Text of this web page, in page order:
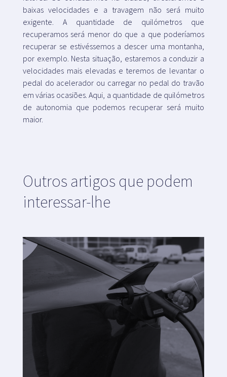
baixas velocidades e a travagem não será muito
exigente. A quantidade de quilómetros que
recuperamos será menor do que a que poderíamos
recuperar se estivéssemos a descer uma montanha,
por exemplo. Nesta situação, estaremos a conduzir a
velocidades mais elevadas e teremos de levantar o
pedal do acelerador ou carregar no pedal do travão
em várias ocasiões. Aqui, a quantidade de quilómetros
de autonomia que podemos recuperar será muito
maior.
Outros artigos que podem
interessar-lhe